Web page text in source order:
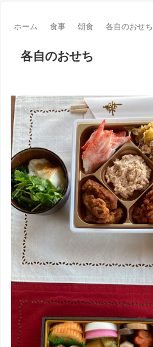
ホーム 食事 朝食 各自のおせち
各自のおせち